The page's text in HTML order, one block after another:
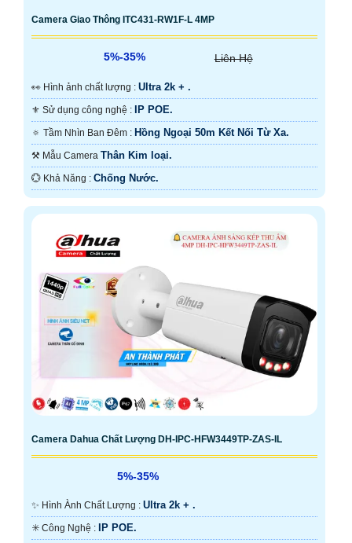
Camera Giao Thông ITC431-RW1F-L 4MP
5%-35% Liên Hệ
️👀 Hình ảnh chất lượng : Ultra 2k + .
⚜️ Sử dụng công nghệ : IP POE.
🔅 Tầm Nhìn Ban Đêm : Hồng Ngoại 50m Kết Nối Từ Xa.
⚒ Mẫu Camera Thân Kim loại.
️💮 Khả Năng : Chống Nước.
Camera Dahua Chất Lượng DH-IPC-HFW3449TP-ZAS-IL
5%-35%
✨ Hình Ành Chất Lượng : Ultra 2k + .
✳️ Công Nghệ : IP POE.